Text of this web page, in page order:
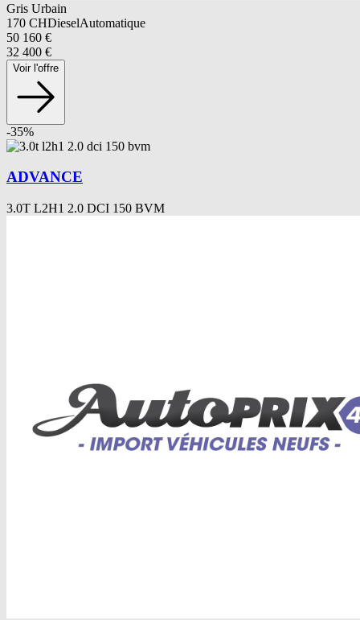
Gris Urbain
170 CHDieselAutomatique
50 160 €
32 400 €
Voir l'offre
-35%
ADVANCE
3.0T L2H1 2.0 DCI 150 BVM